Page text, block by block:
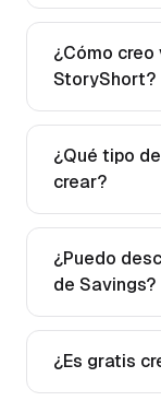
¿Cómo creo
StoryShort?
¿Qué tipo
crear?
¿Puedo
de Savings?
¿Es gratis